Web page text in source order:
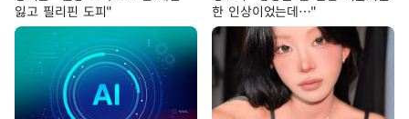
잃고 필리핀 도피"
한 인상이었는데…"